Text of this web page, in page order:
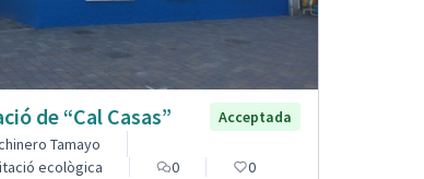
de “Cal Casas”
Acceptada
Tamayo
ecològica
0 0